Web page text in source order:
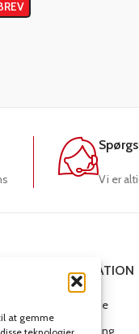
at gemme
Vi er
NAVIGATION
Forside
Omkring